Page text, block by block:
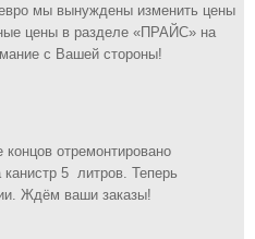
мы вынуждены изменить цены
цены в разделе «ПРАЙС» на
с Вашей стороны!
отремонтировано
5 литров. Теперь
Ждём ваши заказы!